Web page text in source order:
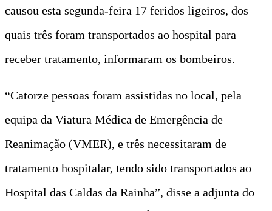
causou esta segunda-feira 17 feridos ligeiros, dos
quais três foram transportados ao hospital para
receber tratamento, informaram os bombeiros.
“Catorze pessoas foram assistidas no local, pela
equipa da Viatura Médica de Emergência de
Reanimação (VMER), e três necessitaram de
tratamento hospitalar, tendo sido transportados ao
Hospital das Caldas da Rainha”, disse a adjunta do